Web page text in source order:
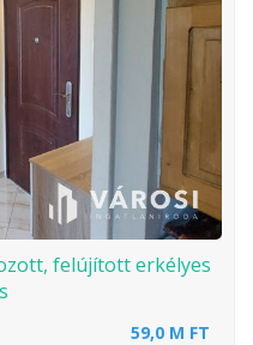
felújított erkélyes
59,0 M FT